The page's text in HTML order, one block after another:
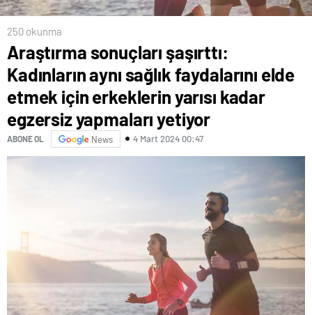
250 okunma
Araştırma sonuçları şaşırttı:
Kadınların aynı sağlık faydalarını elde
etmek için erkeklerin yarısı kadar
egzersiz yapmaları yetiyor
ABONE OL News 4 Mart 2024 00:47